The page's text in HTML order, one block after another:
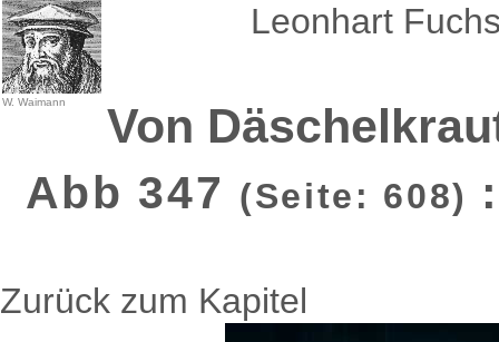
W. Waimann
Leonhart
Von
Abb 347 (Seite: 608)
Zurück zum Kapitel